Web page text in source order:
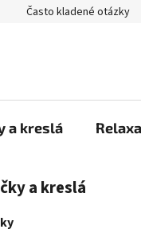
Často kladené otázky
a kreslá
a kreslá